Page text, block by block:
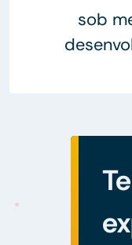
sob